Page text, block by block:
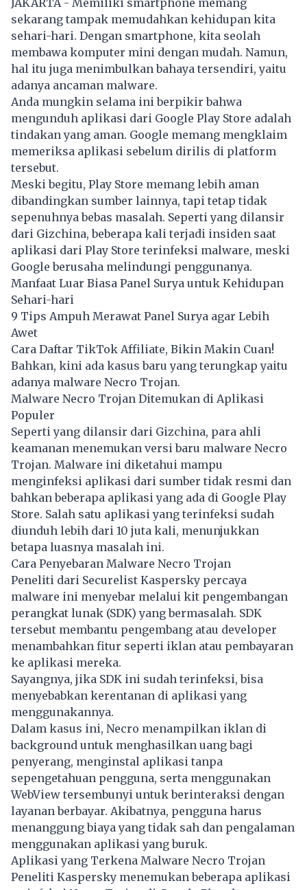
sekarang tampak memudahkan kehidupan kita
sehari-hari. Dengan smartphone, kita seolah
membawa komputer mini dengan mudah. Namun,
hal itu juga menimbulkan bahaya tersendiri, yaitu
adanya ancaman malware.
Anda mungkin selama ini berpikir bahwa
mengunduh aplikasi dari Google Play Store adalah
tindakan yang aman. Google memang mengklaim
memeriksa aplikasi sebelum dirilis di platform
tersebut.
Meski begitu, Play Store memang lebih aman
dibandingkan sumber lainnya, tapi tetap tidak
sepenuhnya bebas masalah. Seperti yang dilansir
dari Gizchina, beberapa kali terjadi insiden saat
aplikasi dari Play Store terinfeksi malware, meski
Google berusaha melindungi penggunanya.
Manfaat Luar Biasa Panel Surya untuk Kehidupan
Sehari-hari
9 Tips Ampuh Merawat Panel Surya agar Lebih
Awet
Cara Daftar TikTok Affiliate, Bikin Makin Cuan!
Bahkan, kini ada kasus baru yang terungkap yaitu
adanya malware Necro Trojan.
Malware Necro Trojan Ditemukan di Aplikasi
Populer
Seperti yang dilansir dari Gizchina, para ahli
keamanan menemukan versi baru malware Necro
Trojan. Malware ini diketahui mampu
menginfeksi aplikasi dari sumber tidak resmi dan
bahkan beberapa aplikasi yang ada di Google Play
Store. Salah satu aplikasi yang terinfeksi sudah
diunduh lebih dari 10 juta kali, menunjukkan
betapa luasnya masalah ini.
Cara Penyebaran Malware Necro Trojan
Peneliti dari Securelist Kaspersky percaya
malware ini menyebar melalui kit pengembangan
perangkat lunak (SDK) yang bermasalah. SDK
tersebut membantu pengembang atau developer
menambahkan fitur seperti iklan atau pembayaran
ke aplikasi mereka.
Sayangnya, jika SDK ini sudah terinfeksi, bisa
menyebabkan kerentanan di aplikasi yang
menggunakannya.
Dalam kasus ini, Necro menampilkan iklan di
background untuk menghasilkan uang bagi
penyerang, menginstal aplikasi tanpa
sepengetahuan pengguna, serta menggunakan
WebView tersembunyi untuk berinteraksi dengan
layanan berbayar. Akibatnya, pengguna harus
menanggung biaya yang tidak sah dan pengalaman
menggunakan aplikasi yang buruk.
Aplikasi yang Terkena Malware Necro Trojan
Peneliti Kaspersky menemukan beberapa aplikasi